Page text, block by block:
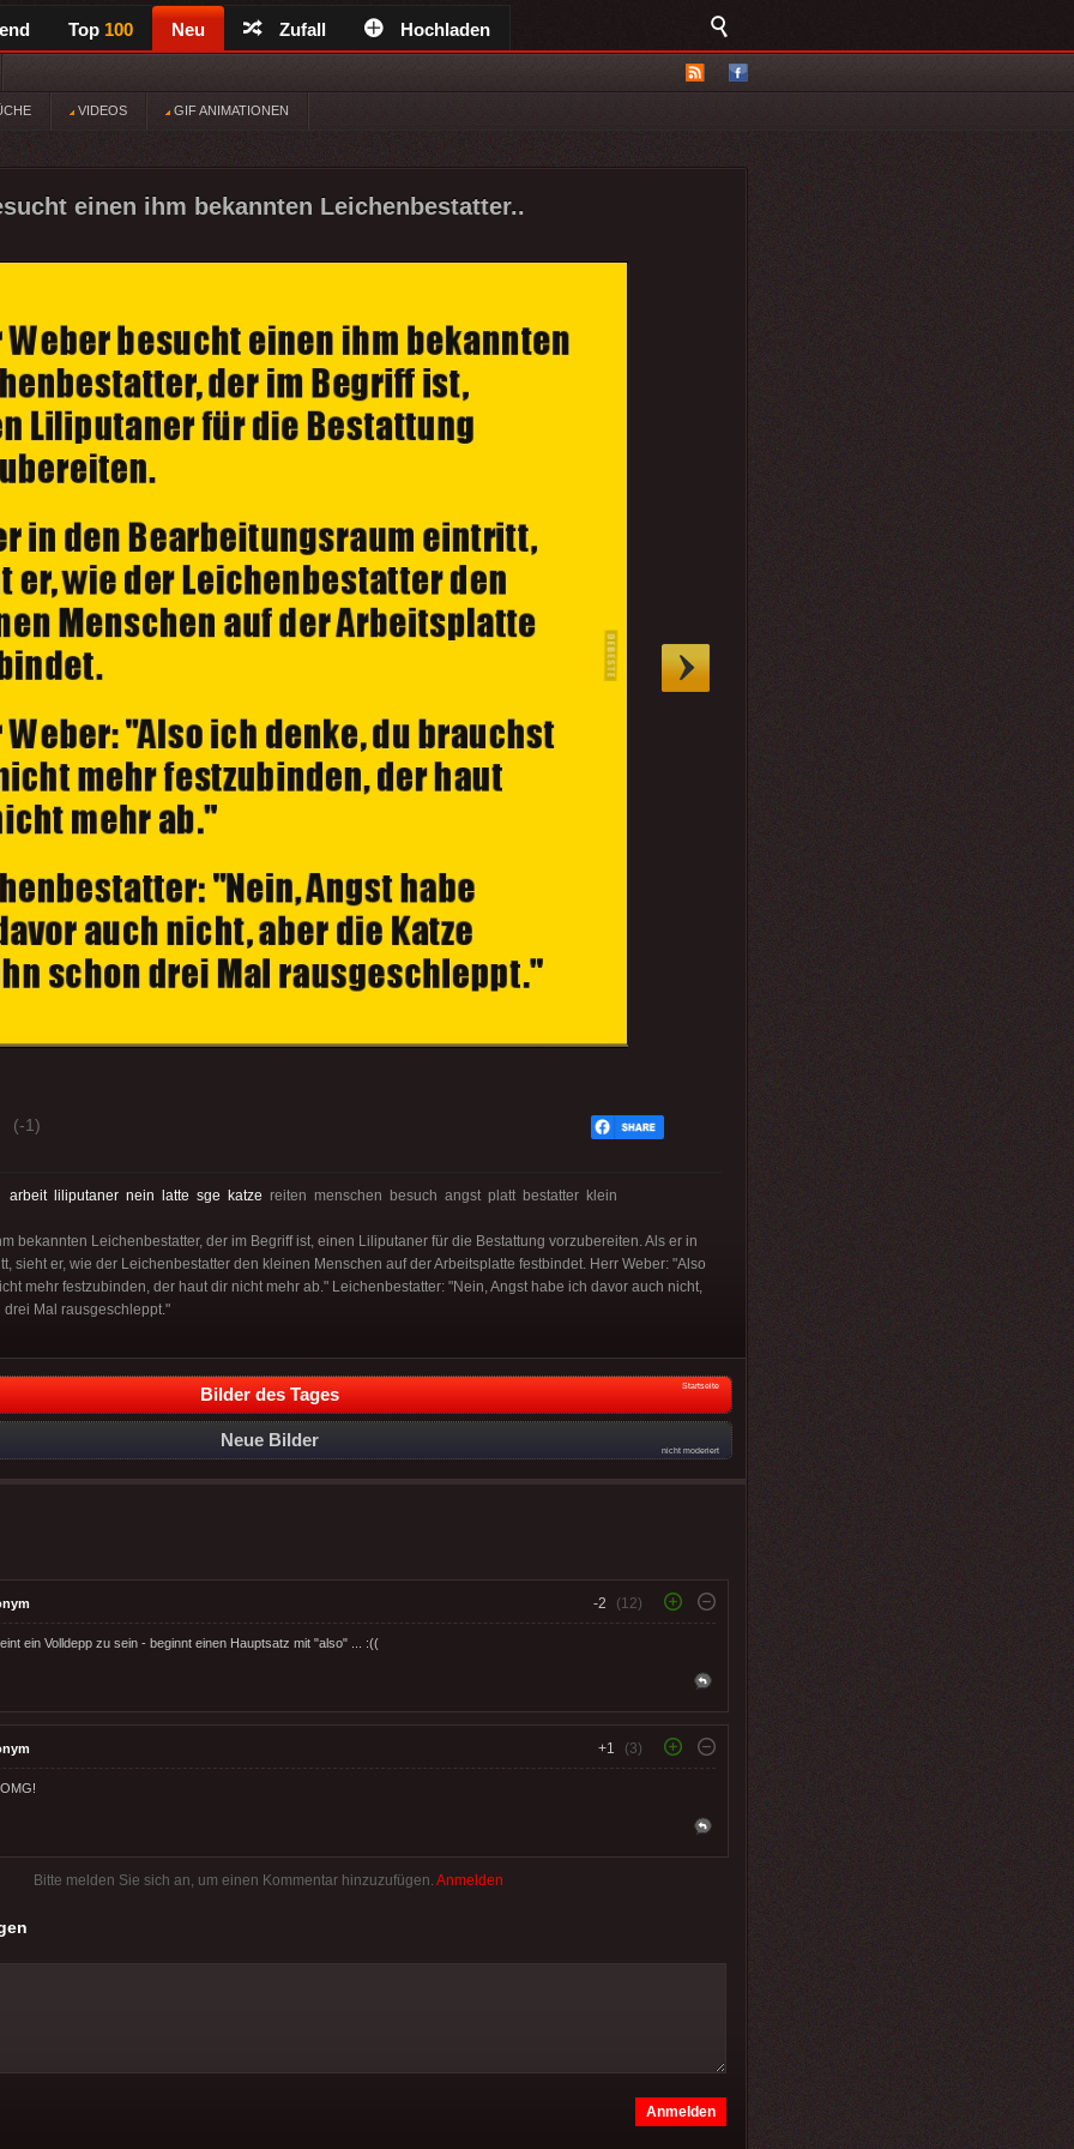
Top 100 Neu Zufall Hochladen
VIDEOS GIF ANIMATIONEN
einen ihm bekannten Leichenbestatter..
(-1)
arbeit liliputaner nein latte sge katze reiten menschen besuch angst platt bestatter klein
bekannten Leichenbestatter, der im Begriff ist, einen Liliputaner für die Bestattung vorzubereiten. Als er in
sieht er, wie der Leichenbestatter den kleinen Menschen auf der Arbeitsplatte festbindet. Herr Weber: "Also
mehr festzubinden, der haut dir nicht mehr ab." Leichenbestatter: "Nein, Angst habe ich davor auch nicht,
Mal rausgeschleppt."
Bilder des Tages Startseite
Neue Bilder
nicht moderiert
-2 (12)
ein Volldepp zu sein - beginnt einen Hauptsatz mit "also" ... :((
+1 (3)
Bitte melden Sie sich an, um einen Kommentar hinzuzufügen. Anmelden